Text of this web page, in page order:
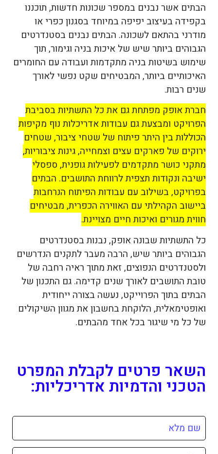
הבתים אשר נבנים במספר שכונות חדשות, תוכננו
בקפידה בעיצוב יפיפה במיוחד בסגנון כפרי או
מודרני בהתאם לשכונה. הבתים נבנים בסטנדרטים
הגבוהים ביותר שיש של איכות בניה וגימור, תוך
שימוש בשיטות בניה מתקדמות ועבודה עם החומרים
האיכותיים ביותר, המבטיחים שקט נפשי לאורך
שנים רבות.
חברת אופק מפתחת גם את כל התשתיות בסביבת
הפרויקט ומבצעת גם עבודות אדריכלות נוף מקיפות
הכוללות בין היתר פיתוח של שטחי ציבור, שטחים
ירוקים של פארקים עצים וצמחייה, גינות ציבוריות,
מתקני כושר מתקדמים לפעילות גופנית, ספסלי
ישיבה ונקודות תצפית לרווחת התושבים. הבתים
בפרויקט, בשילוב עם עבודות הפיתוח הנרחבות
ביישוב הקהילתי עם האווירה הכפרית, מבטיחים
חווית מגורים ואיכות חיים מצויינת.
כל התשתיות שבונה אופק, נבנות בסטנדרטים
הגבוהים ביותר שיש, הרבה מעבר לתקנים הנדרשים
ולסטנדרטים הנפוצים, זאת מתוך ראיה רחבה של
טובת התושבים לאורך שנים קדימה. גם התכנון של
הבתים בתוך הפרוייקט, נעשה בצורה ייחודית
ואופטימאלית, הלוקחת בחשבון את מגוון השיקולים
של כל מי שיגור בכל אחד מהבתים.
השאר פרטים לקבלת המפרט
הטכני והדמיות אדריכליות: